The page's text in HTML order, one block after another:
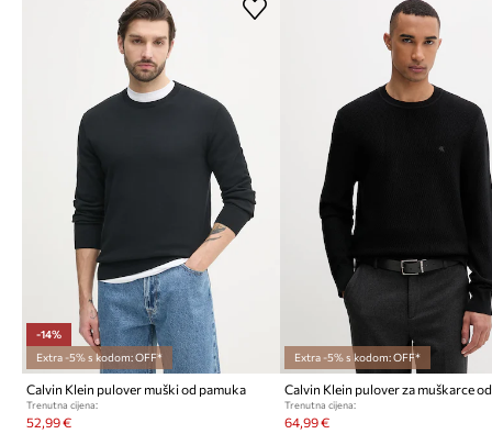
-14%
Extra -5% s kodom: OFF*
Calvin Klein pulover muški od pamuka
Trenutna cijena:
52,99 €
Extra -5% s kodom: OFF*
Trenutna cijena:
64,99 €